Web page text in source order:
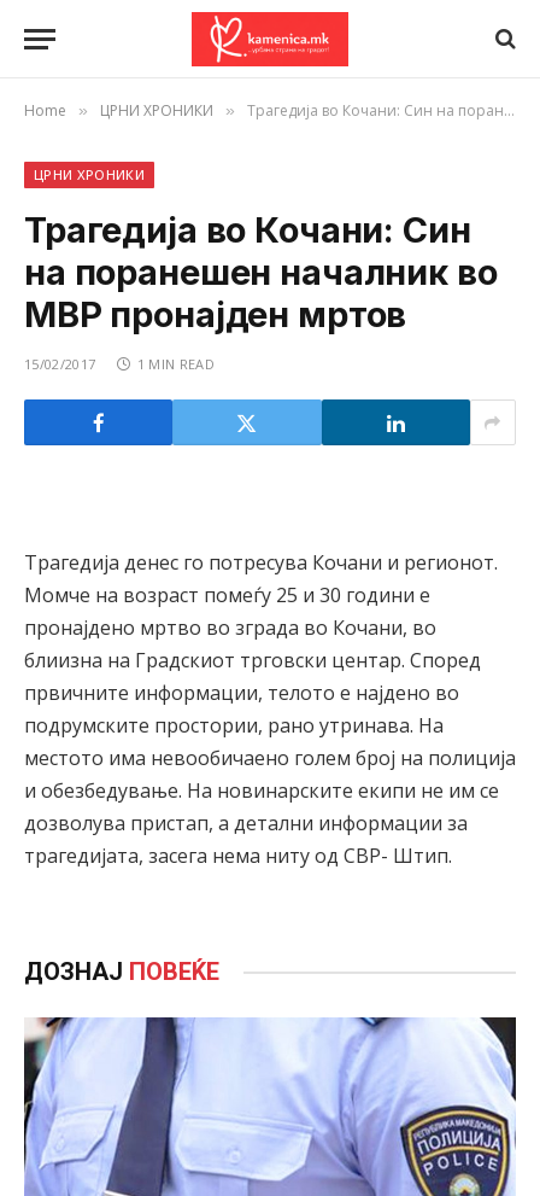
Home » ЦРНИ ХРОНИКИ » Трагедија во Кочани: Син на поранешен началник во МВР пронајден мртов
ЦРНИ ХРОНИКИ
Трагедија во Кочани: Син
на поранешен началник во
МВР пронајден мртов
15/02/2017 1 MIN READ
Трагедија денес го потресува Кочани и регионот.
Момче на возраст помеѓу 25 и 30 години е
пронајдено мртво во зграда во Кочани, во
блиизна на Градскиот трговски центар. Според
првичните информации, телото е најдено во
подрумските простории, рано утринава. На
местото има невообичаено голем број на полиција
и обезбедување. На новинарските екипи не им се
дозволува пристап, а детални информации за
трагедијата, засега нема ниту од СВР- Штип.
ДОЗНАЈ ПОВЕЌЕ